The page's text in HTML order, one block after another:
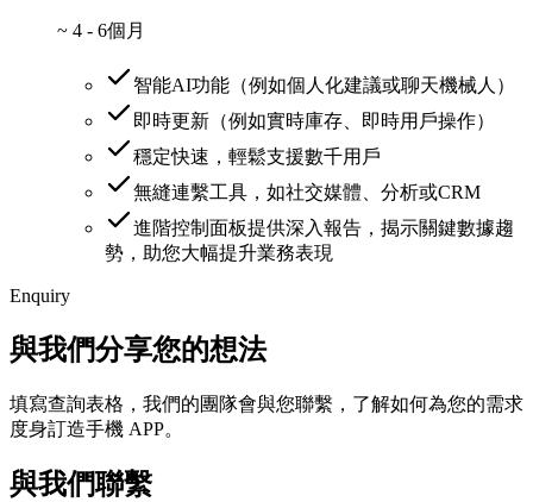
~ 4 - 6個月
智能AI功能（例如個人化建議或聊天機械人）
即時更新（例如實時庫存、即時用戶操作）
穩定快速，輕鬆支援數千用戶
無縫連繫工具，如社交媒體、分析或CRM
進階控制面板提供深入報告，揭示關鍵數據趨
勢，助您大幅提升業務表現
Enquiry
與我們分享您的想法
填寫查詢表格，我們的團隊會與您聯繫，了解如何為您的需求
度身訂造手機 APP。
與我們聯繫